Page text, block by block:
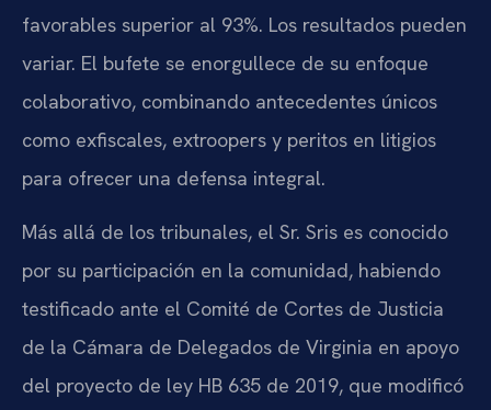
favorables superior al 93%. Los resultados pueden
variar. El bufete se enorgullece de su enfoque
colaborativo, combinando antecedentes únicos
como exfiscales, extroopers y peritos en litigios
para ofrecer una defensa integral.
Más allá de los tribunales, el Sr. Sris es conocido
por su participación en la comunidad, habiendo
testificado ante el Comité de Cortes de Justicia
de la Cámara de Delegados de Virginia en apoyo
del proyecto de ley HB 635 de 2019, que modificó